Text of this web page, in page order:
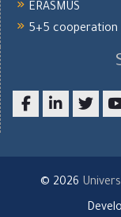
ERASMUS
5+5 cooperation
© 2026